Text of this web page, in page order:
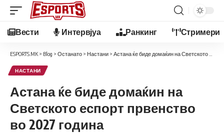
Вести Интервјуа Ранкинг Стримери
ESPORTS.MK > Blog > Останато > Настани > Астана ќе биде домаќин на Светското еспорт првенство во 2027 година
НАСТАНИ
Астана ќе биде домаќин на
Светското еспорт првенство
во 2027 година